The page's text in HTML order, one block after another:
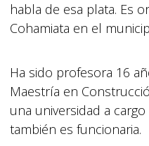
habla de esa plata. Es
Cohamiata en el
Ha sido profesora 16
Maestría en
una universidad a
también es funcionaria.